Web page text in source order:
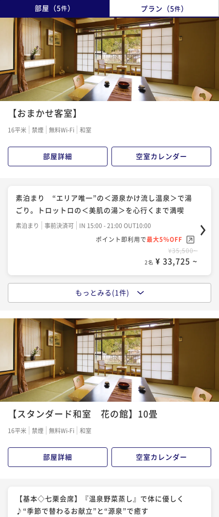
替わるので、夜も朝
です!! 就職して中々集まれない子供達
と一緒に過ごせ、美
き、ホタルの観賞に
れ幸せな時間でした
ました(_ _)
部屋 （5件） プラン （5件）
【おまかせ客室】
16平米 禁煙 無料Wi-Fi 和室
部屋詳細 空室カレンダー
素泊まり “エリア唯一”の＜源泉かけ流し温泉＞で湯
ごり。トロットロの＜美肌の湯＞を心行くまで満喫
素泊まり 事前決済可
IN 15:00 - 21:00 OUT10:00
ポイント即利用で最大5％OFF
¥35,500~
2名 ¥ 33,725 ~
1泊朝食付＜21時までインOK！＞当館自慢の“温泉
朝食付き 事前決済可
IN 15:00 - 21:00 OUT10:00
ポイント即利用で最大5％OFF
2名 ¥ 35,815 ~
もっとみる(1件)
【スタンダード和室 花の館】10畳
16平米 禁煙 無料Wi-Fi 和室
部屋詳細 空室カレンダー
【基本◇七栗会席】『温泉野菜蒸し』で体に優しく
♪“季節で替わるお献立”と“源泉”で癒す